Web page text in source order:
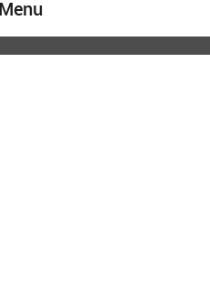
Menu